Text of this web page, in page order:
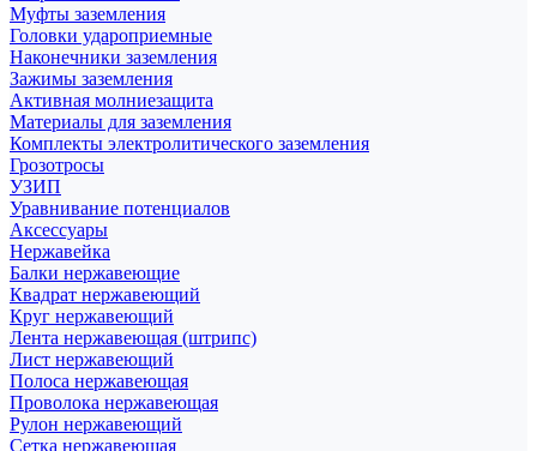
Муфты заземления
Головки удароприемные
Наконечники заземления
Зажимы заземления
Активная молниезащита
Материалы для заземления
Комплекты электролитического заземления
Грозотросы
УЗИП
Уравнивание потенциалов
Аксессуары
Нержавейка
Балки нержавеющие
Квадрат нержавеющий
Круг нержавеющий
Лента нержавеющая (штрипс)
Лист нержавеющий
Полоса нержавеющая
Проволока нержавеющая
Рулон нержавеющий
Сетка нержавеющая